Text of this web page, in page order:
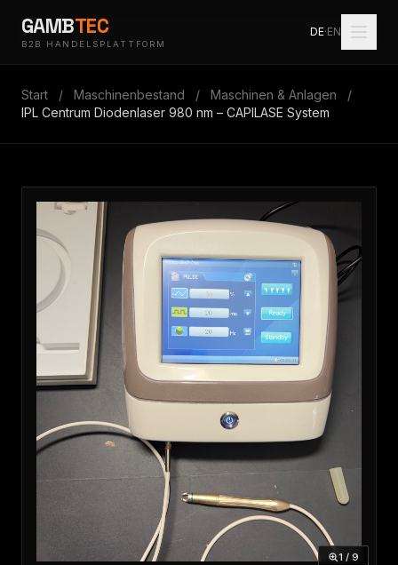
GAMBTEC
B2B HANDELSPLATTFORM
DE·EN
Start / Maschinenbestand / Maschinen & Anlagen
/
IPL Centrum Diodenlaser 980 nm – CAPILASE System
1 / 9